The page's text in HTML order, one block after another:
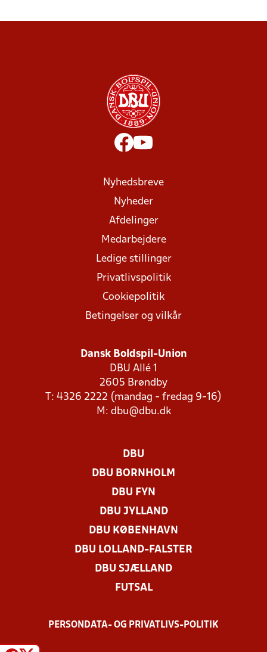
Nyhedsbreve
Nyheder
Afdelinger
Medarbejdere
Ledige stillinger
Privatlivspolitik
Cookiepolitik
Betingelser og vilkår
Dansk Boldspil-Union
DBU Allé 1
2605 Brøndby
T: 4326 2222 (mandag - fredag 9-16)
M: dbu@dbu.dk
DBU
DBU BORNHOLM
DBU FYN
DBU JYLLAND
DBU KØBENHAVN
DBU LOLLAND-FALSTER
DBU SJÆLLAND
FUTSAL
PERSONDATA- OG PRIVATLIVS-POLITIK